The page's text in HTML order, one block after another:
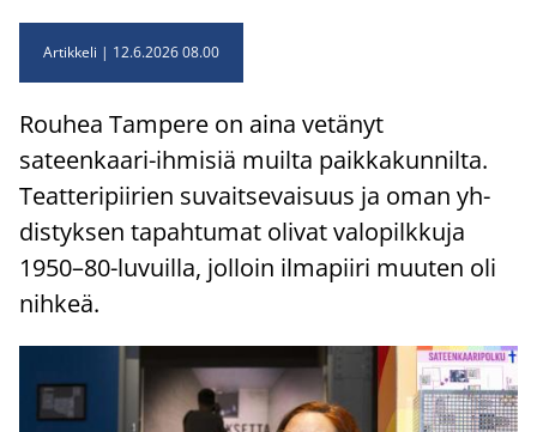
Artikkeli 12.6.2026 08.00
Rou­hea Tam­pe­re on aina ve­tä­nyt
sateenkaari-​ihmisiä muil­ta paik­ka­kun­nil­ta.
Teat­te­ri­pii­rien su­vait­se­vai­suus ja oman yh­
dis­tyk­sen ta­pah­tu­mat oli­vat va­lo­pilk­ku­ja
1950–80-​luvuilla, jol­loin il­ma­pii­ri muu­ten oli
nih­keä.